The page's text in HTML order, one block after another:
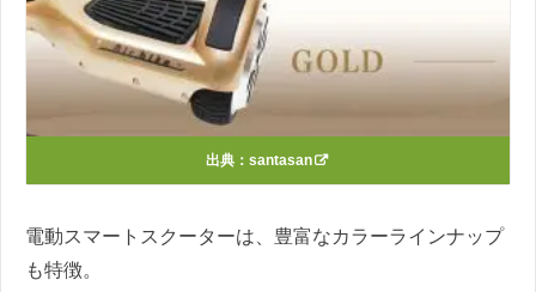
出典： santasan
電動スマートスクーターは、豊富なカラーラインナップ
も特徴。